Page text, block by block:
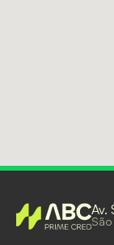
Av.